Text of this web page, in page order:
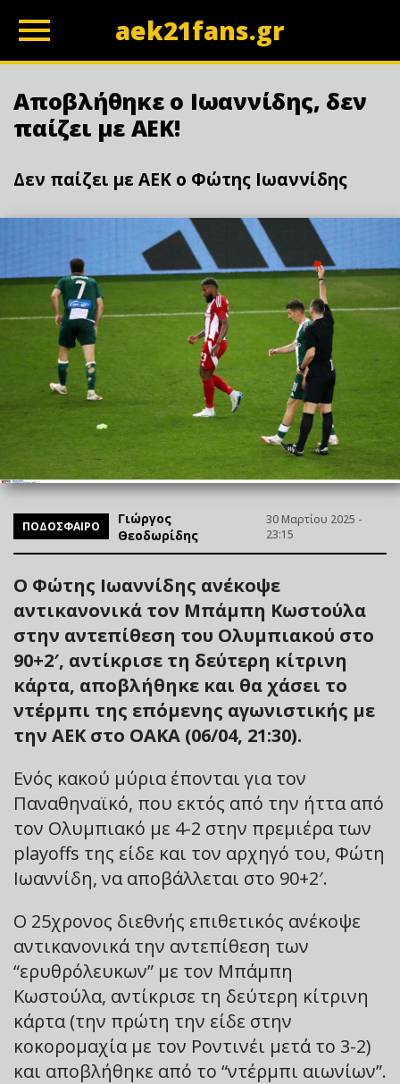
aek21fans.gr
Αποβλήθηκε ο Ιωαννίδης, δεν
παίζει με ΑΕΚ!
Δεν παίζει με ΑΕΚ ο Φώτης Ιωαννίδης
ΠΟΔΟΣΦΑΙΡΟ
Γιώργος
Θεοδωρίδης
30 Μαρτίου 2025 -
23:15
Ο Φώτης Ιωαννίδης ανέκοψε
αντικανονικά τον Μπάμπη Κωστούλα
στην αντεπίθεση του Ολυμπιακού στο
90+2′, αντίκρισε τη δεύτερη κίτρινη
κάρτα, αποβλήθηκε και θα χάσει το
ντέρμπι της επόμενης αγωνιστικής με
την ΑΕΚ στο ΟΑΚΑ (06/04, 21:30).
Ενός κακού μύρια έπονται για τον
Παναθηναϊκό, που εκτός από την ήττα από
τον Ολυμπιακό με 4-2 στην πρεμιέρα των
playoffs της είδε και τον αρχηγό του, Φώτη
Ιωαννίδη, να αποβάλλεται στο 90+2′.
Ο 25χρονος διεθνής επιθετικός ανέκοψε
αντικανονικά την αντεπίθεση των
“ερυθρόλευκων” με τον Μπάμπη
Κωστούλα, αντίκρισε τη δεύτερη κίτρινη
κάρτα (την πρώτη την είδε στην
κοκορομαχία με τον Ροντινέι μετά το 3-2)
και αποβλήθηκε από το “ντέρμπι αιωνίων”.